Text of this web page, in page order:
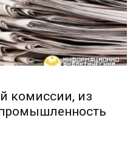
комиссии, из